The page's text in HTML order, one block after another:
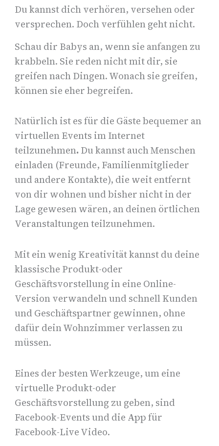
Du kannst dich verhören, versehen oder
versprechen. Doch verfühlen geht nicht.
Schau dir Babys an, wenn sie anfangen zu
krabbeln. Sie reden nicht mit dir, sie
greifen nach Dingen. Wonach sie greifen,
können sie eher begreifen.
Natürlich ist es für die Gäste bequemer an
virtuellen Events im Internet
teilzunehmen. Du kannst auch Menschen
einladen (Freunde, Familienmitglieder
und andere Kontakte), die weit entfernt
von dir wohnen und bisher nicht in der
Lage gewesen wären, an deinen örtlichen
Veranstaltungen teilzunehmen.
Mit ein wenig Kreativität kannst du deine
klassische Produkt-oder
Geschäftsvorstellung in eine Online-
Version verwandeln und schnell Kunden
und Geschäftspartner gewinnen, ohne
dafür dein Wohnzimmer verlassen zu
müssen.
Eines der besten Werkzeuge, um eine
virtuelle Produkt-oder
Geschäftsvorstellung zu geben, sind
Facebook-Events und die App für
Facebook-Live Video.